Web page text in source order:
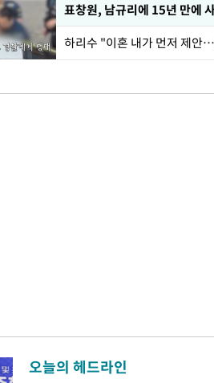
하리수 "이혼 내가 먼저 제안
오늘의 헤드라인